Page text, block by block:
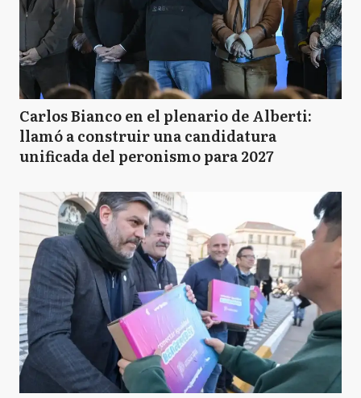
Carlos Bianco en el plenario de Alberti:
llamó a construir una candidatura
unificada del peronismo para 2027